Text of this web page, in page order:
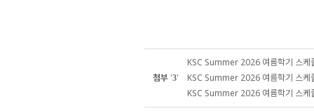
첨부'3'
KSC Summer 2026 여름학기 스
KSC Summer 2026 여름학기 스
KSC Summer 2026 여름학기 스